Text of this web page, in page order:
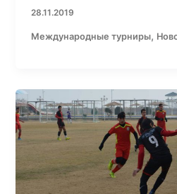
28.11.2019
Международные турниры,